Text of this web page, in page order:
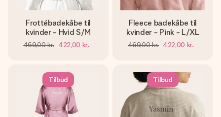
Frottébadekåbe til
kvinder - Hvid S/M
469,00 kr. 422,00 kr.
Fleece badekåbe til
kvinder - Pink - L/XL
469,00 kr. 422,00 kr.
Tilbud Tilbud